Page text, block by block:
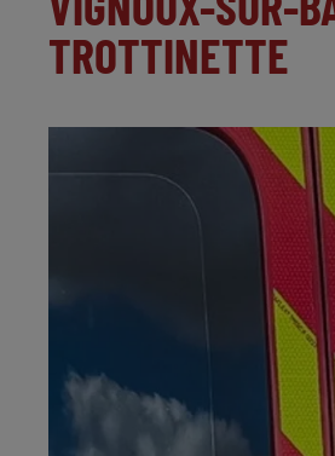
TROTTINETTE